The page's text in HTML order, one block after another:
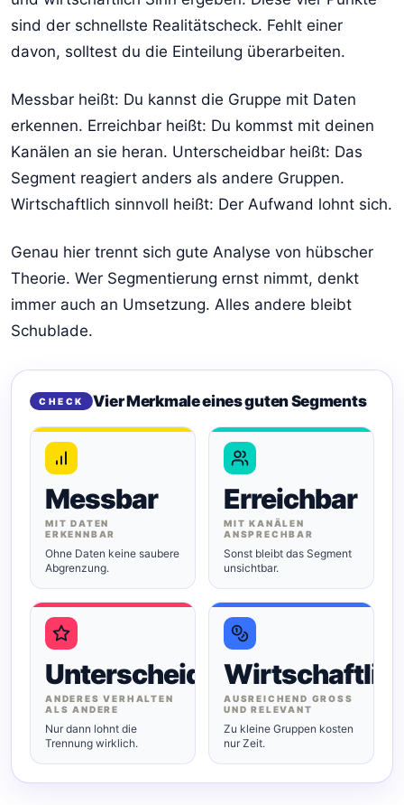
sind der schnellste Realitätscheck. Fehlt einer
davon, solltest du die Einteilung überarbeiten.
Messbar heißt: Du kannst die Gruppe mit Daten
erkennen. Erreichbar heißt: Du kommst mit deinen
Kanälen an sie heran. Unterscheidbar heißt: Das
Segment reagiert anders als andere Gruppen.
Wirtschaftlich sinnvoll heißt: Der Aufwand lohnt sich.
Genau hier trennt sich gute Analyse von hübscher
Theorie. Wer Segmentierung ernst nimmt, denkt
immer auch an Umsetzung. Alles andere bleibt
Schublade.
CHECK Vier Merkmale eines guten Segments
Messbar
MIT DATEN
ERKENNBAR
Ohne Daten keine saubere
Abgrenzung.
Erreichbar
MIT KANÄLEN
ANSPRECHBAR
Sonst bleibt das Segment
unsichtbar.
Unterscheidbar
ANDERES VERHALTEN
ALS ANDERE
Nur dann lohnt die
Trennung wirklich.
AUSREICHEND GROSS U
ND RELEVANT
Zu kleine Gruppen kosten
nur Zeit.